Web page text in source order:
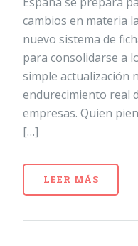
cambios en materia
nuevo sistema de
para consolidarse a
simple actualización
endurecimiento real
empresas. Quien
[…]
LEER MÁS